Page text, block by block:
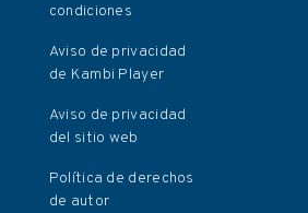
condiciones
Aviso de privacidad
de Kambi Player
Aviso de privacidad
del sitio web
Política de derechos
de autor